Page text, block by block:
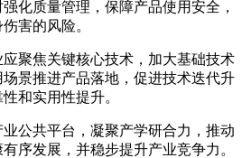
化质量管理，保障产品使用安全，
害的风险。
聚焦关键核心技术，加大基础技术
景推进产品落地，促进技术迭代升
和实用性提升。
公共平台，凝聚产学研合力，推动
序发展，并稳步提升产业竞争力。